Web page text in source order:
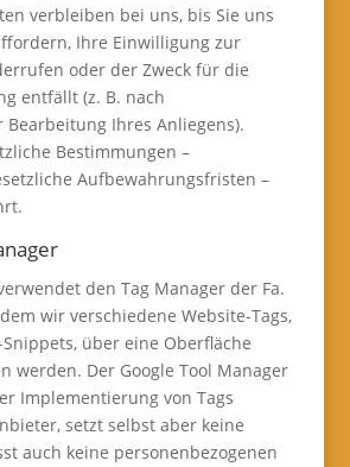
verbleiben bei uns, bis Sie uns
Ihre Einwilligung zur
oder der Zweck für die
entfällt (z. B. nach
Bearbeitung Ihres Anliegens).
Bestimmungen –
Aufbewahrungsfristen –
den Tag Manager der Fa.
wir verschiedene Website-Tags,
über eine Oberfläche
werden. Der Google Tool Manager
Implementierung von Tags
setzt selbst aber keine
auch keine personenbezogenen